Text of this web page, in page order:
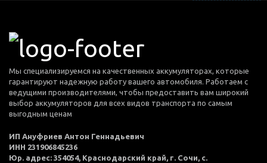
Мы специализируемся на качественных аккумуляторах, которые
гарантируют надежную работу вашего автомобиля. Работаем с
ведущими производителями, чтобы предоставить вам широкий
выбор аккумуляторов для всех видов транспорта по самым
выгодным ценам
ИП Ануфриев Антон Геннадьевич
ИНН 231906845236
Юр. адрес: 354054, Краснодарский край, г. Сочи, с.